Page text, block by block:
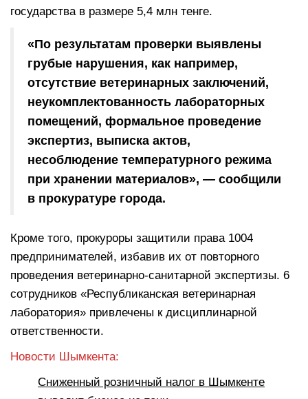
государства в размере 5,4 млн тенге.
«По результатам проверки выявлены
грубые нарушения, как например,
отсутствие ветеринарных заключений,
неукомплектованность лабораторных
помещений, формальное проведение
экспертиз, выписка актов,
несоблюдение температурного режима
при хранении материалов», — сообщили
в прокуратуре города.
Кроме того, прокуроры защитили права 1004
предпринимателей, избавив их от повторного
проведения ветеринарно-санитарной экспертизы. 6
сотрудников «Республиканская ветеринарная
лаборатория» привлечены к дисциплинарной
ответственности.
Новости Шымкента:
Сниженный розничный налог в Шымкенте